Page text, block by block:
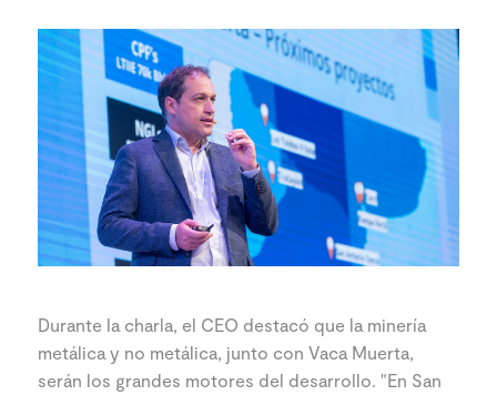
Durante la charla, el CEO destacó que la minería
metálica y no metálica, junto con Vaca Muerta,
serán los grandes motores del desarrollo. "En San